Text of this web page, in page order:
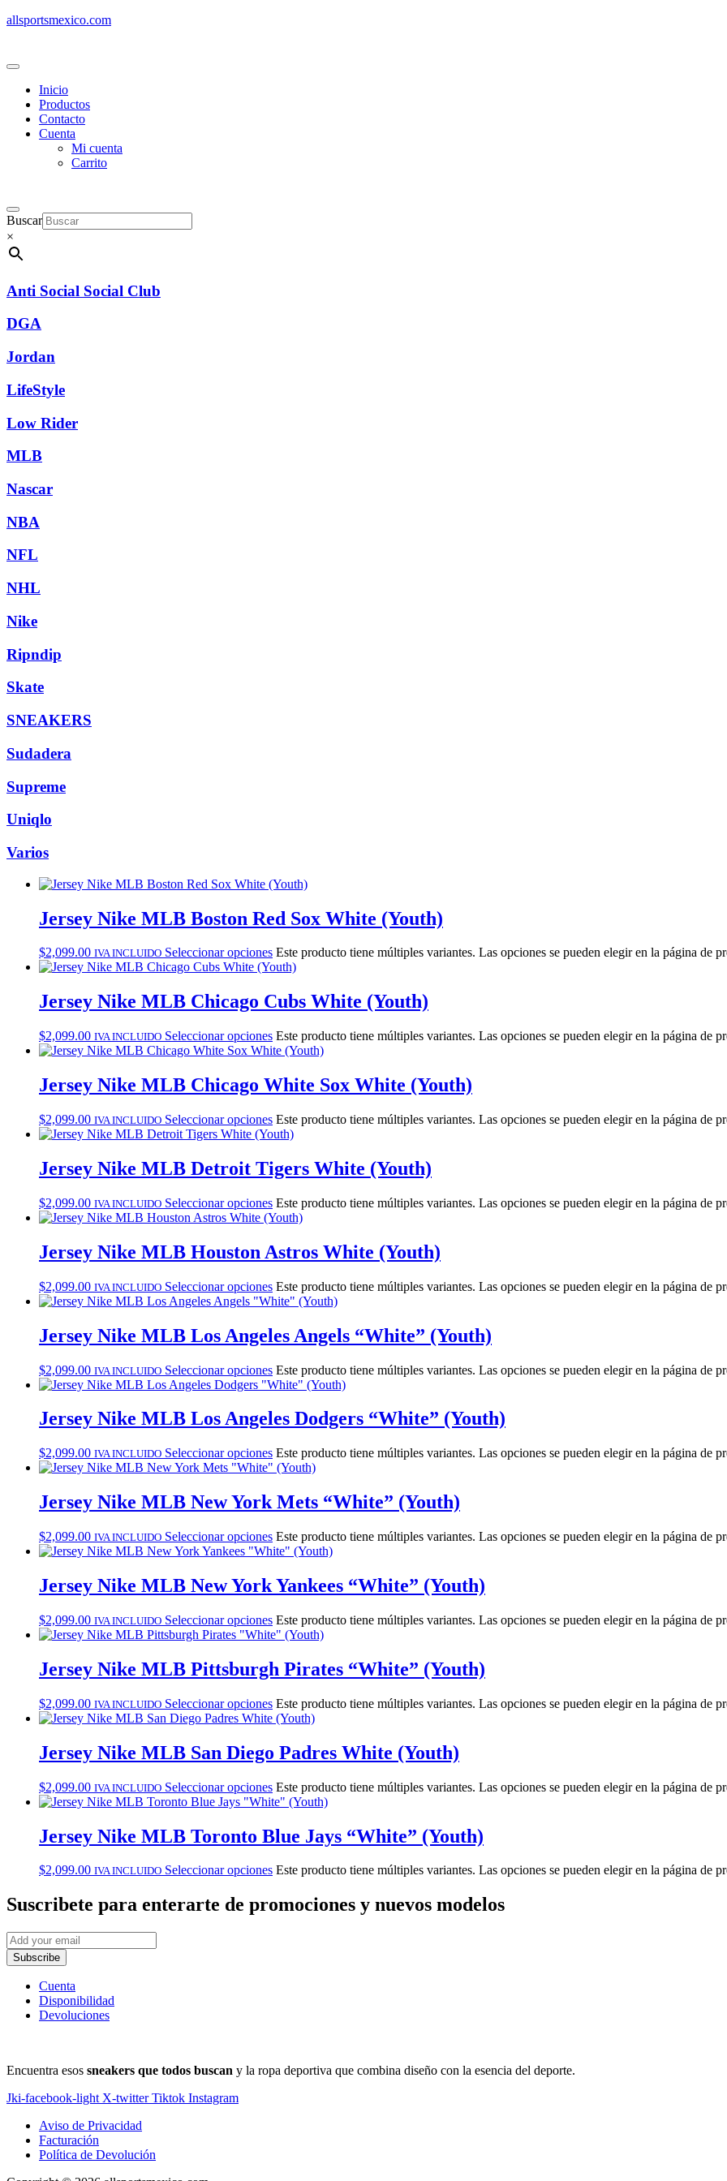
allsportsmexico.com
Inicio
Productos
Contacto
Cuenta
Mi cuenta
Carrito
Buscar
×
Anti Social Social Club
DGA
Jordan
LifeStyle
Low Rider
MLB
Nascar
NBA
NFL
NHL
Nike
Ripndip
Skate
SNEAKERS
Sudadera
Supreme
Uniqlo
Varios
Jersey Nike MLB Boston Red Sox White (Youth)
$2,099.00 IVA INCLUIDO Seleccionar opciones Este producto tiene múltiples variantes. Las opciones se pueden elegir en la página de
Jersey Nike MLB Chicago Cubs White (Youth)
$2,099.00 IVA INCLUIDO Seleccionar opciones Este producto tiene múltiples variantes. Las opciones se pueden elegir en la página de
Jersey Nike MLB Chicago White Sox White (Youth)
$2,099.00 IVA INCLUIDO Seleccionar opciones Este producto tiene múltiples variantes. Las opciones se pueden elegir en la página de
Jersey Nike MLB Detroit Tigers White (Youth)
$2,099.00 IVA INCLUIDO Seleccionar opciones Este producto tiene múltiples variantes. Las opciones se pueden elegir en la página de
Jersey Nike MLB Houston Astros White (Youth)
$2,099.00 IVA INCLUIDO Seleccionar opciones Este producto tiene múltiples variantes. Las opciones se pueden elegir en la página de
Jersey Nike MLB Los Angeles Angels “White” (Youth)
$2,099.00 IVA INCLUIDO Seleccionar opciones Este producto tiene múltiples variantes. Las opciones se pueden elegir en la página de
Jersey Nike MLB Los Angeles Dodgers “White” (Youth)
$2,099.00 IVA INCLUIDO Seleccionar opciones Este producto tiene múltiples variantes. Las opciones se pueden elegir en la página de
Jersey Nike MLB New York Mets “White” (Youth)
$2,099.00 IVA INCLUIDO Seleccionar opciones Este producto tiene múltiples variantes. Las opciones se pueden elegir en la página de
Jersey Nike MLB New York Yankees “White” (Youth)
$2,099.00 IVA INCLUIDO Seleccionar opciones Este producto tiene múltiples variantes. Las opciones se pueden elegir en la página de
Jersey Nike MLB Pittsburgh Pirates “White” (Youth)
$2,099.00 IVA INCLUIDO Seleccionar opciones Este producto tiene múltiples variantes. Las opciones se pueden elegir en la página de
Jersey Nike MLB San Diego Padres White (Youth)
$2,099.00 IVA INCLUIDO Seleccionar opciones Este producto tiene múltiples variantes. Las opciones se pueden elegir en la página de
Jersey Nike MLB Toronto Blue Jays “White” (Youth)
$2,099.00 IVA INCLUIDO Seleccionar opciones Este producto tiene múltiples variantes. Las opciones se pueden elegir en la página de
Suscribete para enterarte de promociones y nuevos modelos
Subscribe
Cuenta
Disponibilidad
Devoluciones
Encuentra esos sneakers que todos buscan y la ropa deportiva que combina diseño con la esencia del deporte.
Jki-facebook-light X-twitter Tiktok Instagram
Aviso de Privacidad
Facturación
Política de Devolución